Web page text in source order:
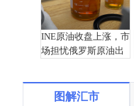
INE原油收盘上涨，市
场担忧俄罗斯原油出
图解汇市